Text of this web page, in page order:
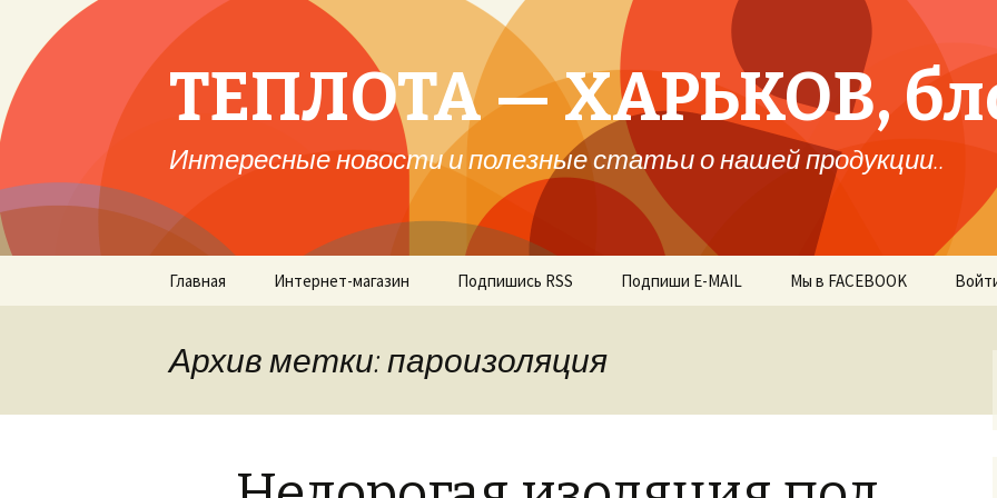
ТЕПЛОТА — ХАРЬКОВ,
Интересные новости и полезные статьи о нашей продукции..
Перейти
Главная Интернет-магазин Подпишись RSS Подпиши E-MAIL Мы в FACEBOOK
Архив метки: пароизоляция